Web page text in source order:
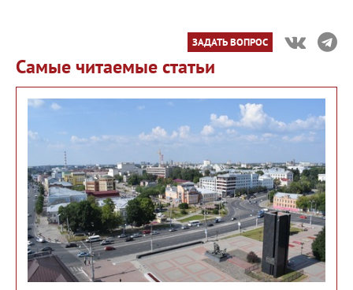
ЗАДАТЬ ВОПРОС
Самые читаемые статьи